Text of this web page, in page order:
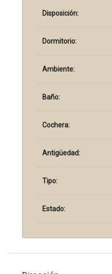
Disposición:
Dormitorio:
Ambiente:
Baño:
Cochera:
Antigüedad:
Tipo:
Estado: